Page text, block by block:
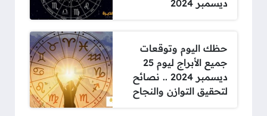
ديسمبر 2024
حظك اليوم وتوقعات
جميع الأبراج ليوم 25
ديسمبر 2024 .. نصائح
لتحقيق التوازن والنجاح